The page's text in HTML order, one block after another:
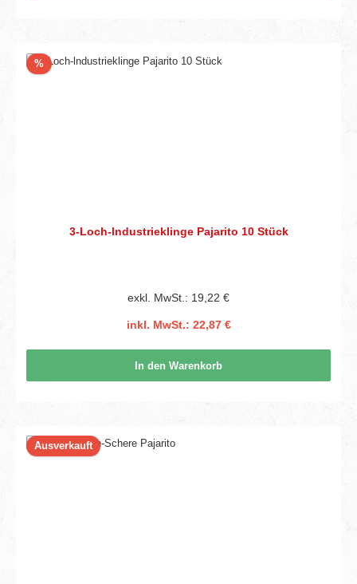
%Rabatt
3-Loch-lndustrieklinge Pajarito 10 Stück
exkl. MwSt.: 19,22 €
inkl. MwSt.: 22,87 €
In den Warenkorb
Ausverkauft